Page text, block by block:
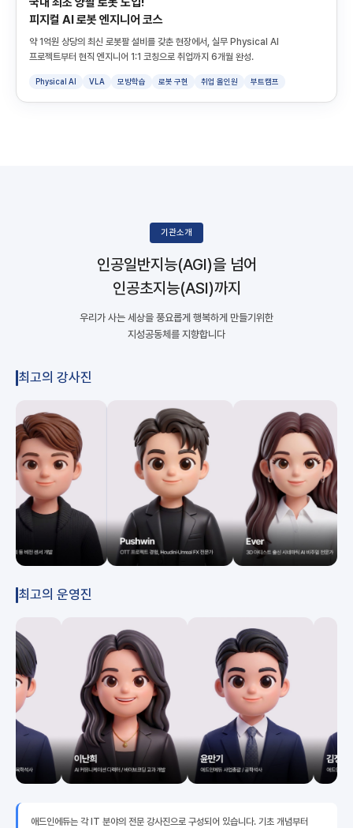
피지컬 AI 로봇 엔지니어 코스
약 1억원 상당의 최신 로봇팔 설비를 갖춘 현장에서, 실무 Physical AI
프로젝트부터 현직 엔지니어 1:1 코칭으로 취업까지 6개월 완성.
Physical AI VLA 모방학습 로봇 구현 취업 올인원 부트캠프
기관소개
인공일반지능(AGI)을 넘어
인공초지능(ASI)까지
우리가 사는 세상을 풍요롭게 행복하게 만들기위한
지성공동체를 지향합니다
최고의 강사진
최고의 운영진
애드인에듀는 각 IT 분야의 전문 강사진으로 구성되어 있습니다. 기초 개념부터